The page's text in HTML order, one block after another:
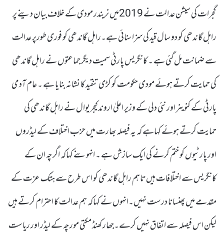
گجرات کی سیشن عدالت نے 2019میں نریندر مودی کے خلاف بیان دینے پر
راہل گاندھی کو دو سال قید کی سزا سنائی ہے۔راہل گاندھی کو فوری طورپر عدالت
سے ضمانت مل گئی ہے ۔ کانگریس پارٹی سمیت دیگر جماعتوں نے راہل گاندھی
کی حمایت کرتے ہوئے مودی حکومت کو کڑی تنقید کا نشانہ بنایا ہے ۔ عام آدمی
پارٹی کے کنوینر اور نئی دلی کے وزیر اعلیٰ اروند کیجریوال نے راہل گاندھی کی
حمایت کرتے ہوئے کہاہے کہ یہ فیصلہ بھارت میں حزب اختلاف کے لیڈروں
اور پارٹیوں کو ختم کرنے کی ایک سازش ہے ۔ انہوںنے کہاکہ اگرچہ ان کے
کانگریس سے اختلافات ہیں تاہم راہل گاندھی کو اس طرح سے ہتک عزت کے
مقدمے میں پھنسانا درست نہیں۔انہوں نے کہاکہ ہم عدالت کا احترام کرتے ہیں
لیکن اس فیصلہ سے اتفاق نہیں کرے۔جھار کھنڈ مکتی مورچہ کے لیڈر اور ریاست